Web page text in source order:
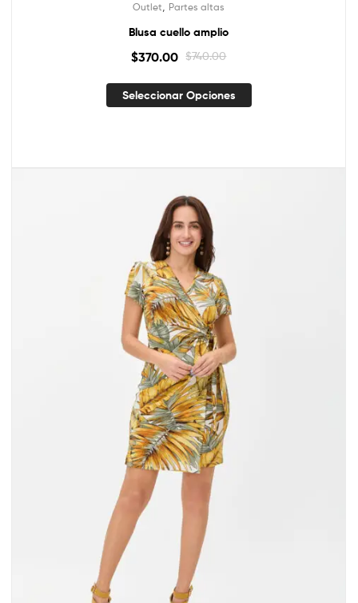
Outlet Partes altas
Blusa cuello amplio
$740.00
$370.00
Seleccionar Opciones